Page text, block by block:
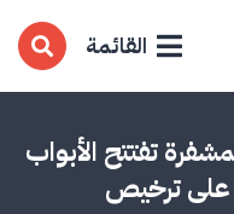
القائمة
تفتتح الأبواب
على ترخيص